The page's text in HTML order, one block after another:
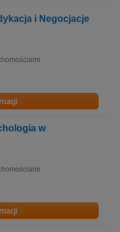
i Negocjacje
w